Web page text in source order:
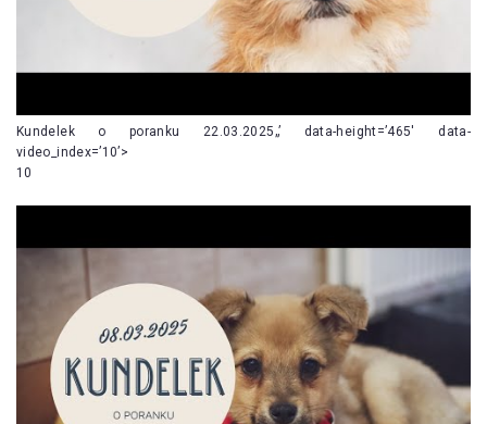
Kundelek o poranku 22.03.2025„’ data-height=’465′ data-
video_index=’10’>
10